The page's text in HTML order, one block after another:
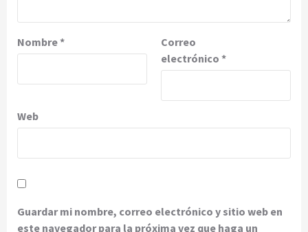
Nombre*
Correo
electrónico *
Web
Guardar mi nombre, correo electrónico y sitio web en
este navegador para la próxima vez que haga un